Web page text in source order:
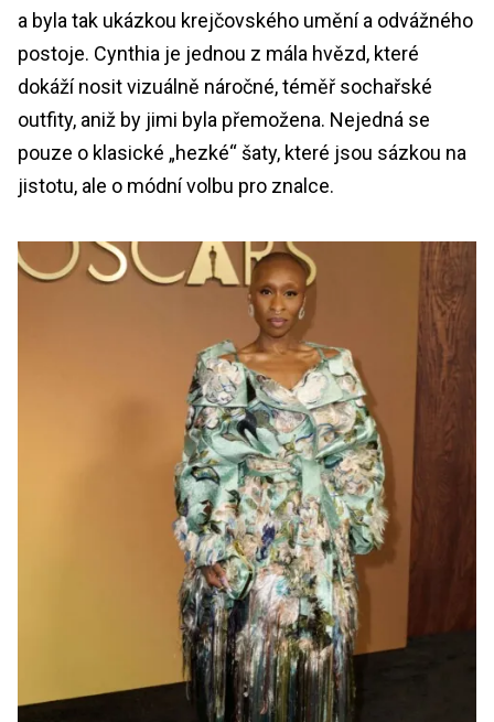
a byla tak ukázkou krejčovského umění a odvážného
postoje. Cynthia je jednou z mála hvězd, které
dokáží nosit vizuálně náročné, téměř sochařské
outfity, aniž by jimi byla přemožena. Nejedná se
pouze o klasické „hezké“ šaty, které jsou sázkou na
jistotu, ale o módní volbu pro znalce.